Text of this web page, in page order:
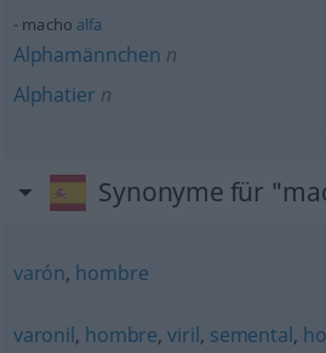
macho alfa
Alphamännchen n
Alphatier n
Synonyme für
varón, hombre
varonil, hombre,viril, semental,